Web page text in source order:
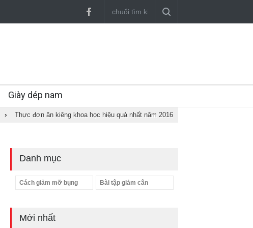
Giày dép nam
› Thực đơn ăn kiêng khoa học hiệu quả nhất năm 2016
Danh mục
Cách giảm mỡ bụng Bài tập giảm cân
Mới nhất